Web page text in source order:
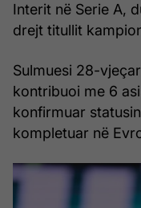
Interit në Serie A,
drejt titullit
Sulmuesi 28-
kontribuoi me 6
konfirmuar
kompletuar në